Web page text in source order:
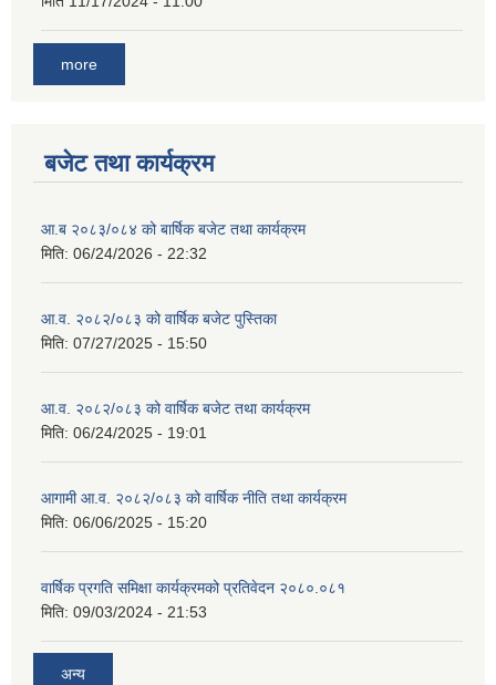
more
बजेट तथा कार्यक्रम
आ.ब २०८३/०८४ को बार्षिक बजेट तथा कार्यक्रम
मिति: 06/24/2026 - 22:32
आ.व. २०८२/०८३ को वार्षिक बजेट पुस्तिका
मिति: 07/27/2025 - 15:50
आ.व. २०८२/०८३ को वार्षिक बजेट तथा कार्यक्रम
मिति: 06/24/2025 - 19:01
आगामी आ.व. २०८२/०८३ को वार्षिक नीति तथा कार्यक्रम
मिति: 06/06/2025 - 15:20
वार्षिक प्रगति समिक्षा कार्यक्रमको प्रतिवेदन २०८०.०८१
मिति: 09/03/2024 - 21:53
अन्य